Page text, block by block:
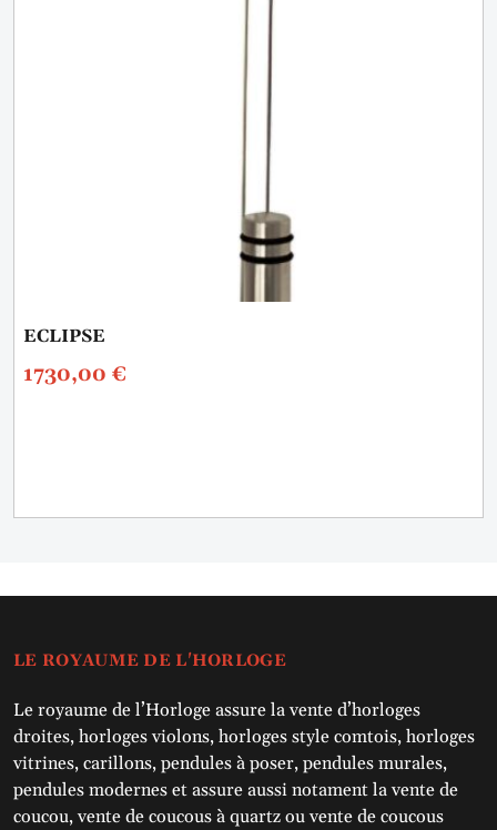
ECLIPSE
1730,00 €
LE ROYAUME DE L'HORLOGE
Le royaume de l’Horloge assure la vente d’horloges
droites, horloges violons, horloges style comtois, horloges
vitrines, carillons, pendules à poser, pendules murales,
pendules modernes et assure aussi notament la vente de
coucou, vente de coucous à quartz ou vente de coucous